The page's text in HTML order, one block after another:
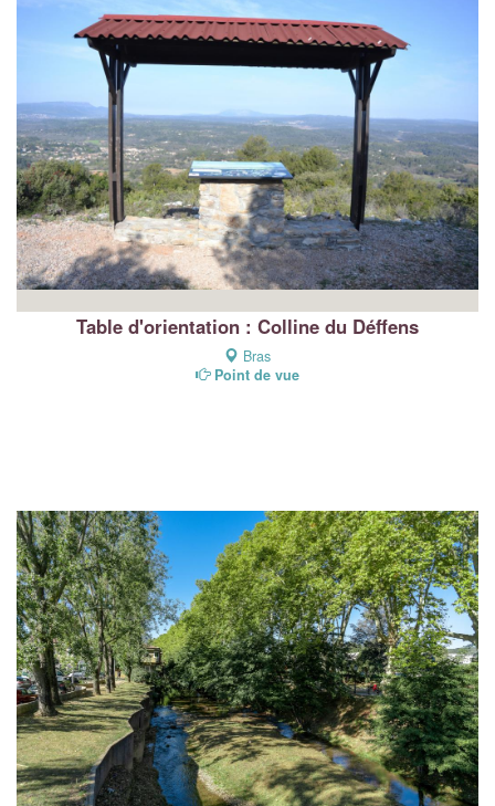
Table d'orientation : Colline du Déffens
Bras
Point de vue